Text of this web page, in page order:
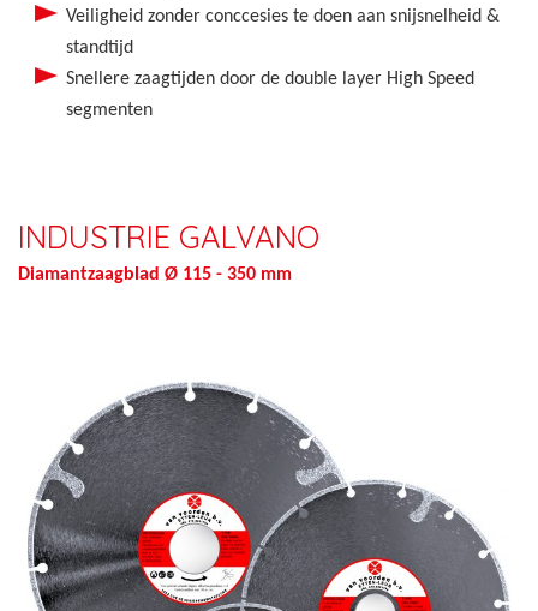
Veiligheid zonder conccesies te doen aan snijsnelheid &
standtijd
Snellere zaagtijden door de double layer High Speed
segmenten
INDUSTRIE GALVANO
Diamantzaagblad Ø 115 - 350 mm